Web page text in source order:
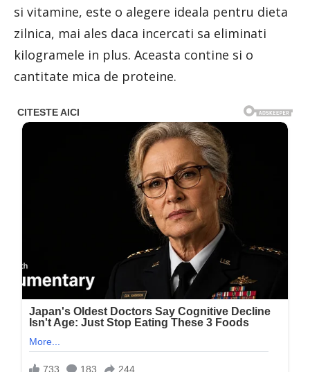
si vitamine, este o alegere ideala pentru dieta
zilnica, mai ales daca incercati sa eliminati
kilogramele in plus. Aceasta contine si o
cantitate mica de proteine.